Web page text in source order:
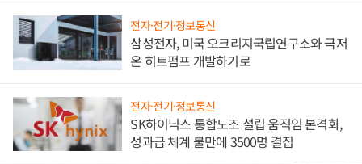
전자·전기·정보통신
삼성전자, 미국 오크리지국립연구소와 극저
온 히트펌프 개발하기로
전자·전기·정보통신
SK하이닉스 통합노조 설립 움직임 본격화,
성과급 체계 불만에 3500명 결집